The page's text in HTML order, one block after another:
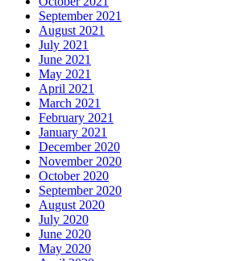
September 2021
August 2021
July 2021
June 2021
May 2021
April 2021
March 2021
February 2021
January 2021
December 2020
November 2020
October 2020
September 2020
August 2020
July 2020
June 2020
May 2020